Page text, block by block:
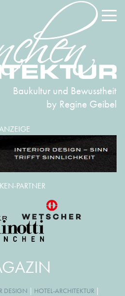
Baukultur und Bewusstheit
by Regine Geibel
DESIGN | HOTEL-ARCHITEKTUR |